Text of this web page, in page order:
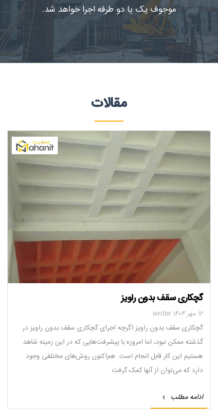
موجوف یک یا دو طرفه اجرا خواهد شد.
مقالات
گچکاری سقف بدون راویز
۱۲ مهر ۱۴۰۴
writer
گچکاری سقف بدون راویز اگرچه اجرای گچکاری سقف بدون راویز در
گذشته ممکن نبود، اما امروزه با پیشرفت‌هایی که در این زمینه شاهد
هستیم این کار قابل انجام است. هم‌اکنون روش‌های مختلفی وجود
دارد که می‌توان از آنها کمک گرفت
ادامه مطلب
پاسخ به سوالات متداول درباره قالب وافل و
کاربردهای آن قالب وافل یکی از سیستم‌های